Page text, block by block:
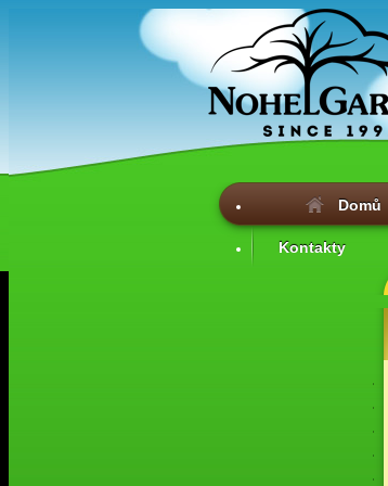
Domů
Kontakty